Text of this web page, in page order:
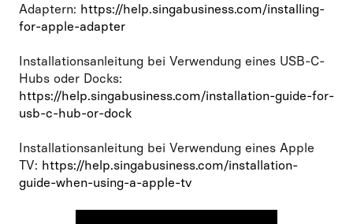
Adaptern: https://help.singabusiness.com/installing-
for-apple-adapter
Installationsanleitung bei Verwendung eines USB-C-
Hubs oder Docks:
https://help.singabusiness.com/installation-guide-for-
usb-c-hub-or-dock
Installationsanleitung bei Verwendung eines Apple
TV: https://help.singabusiness.com/installation-
guide-when-using-a-apple-tv